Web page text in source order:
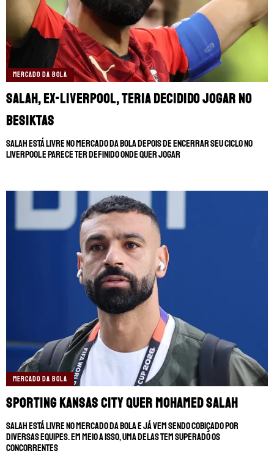
MERCADO DA BOLA
Salah, ex-Liverpool, teria decidido jogar no
Besiktas
Salah está livre no mercado da bola depois de encerrar seu ciclo no
Liverpool e parece ter definido onde quer jogar
MERCADO DA BOLA
Sporting Kansas City quer Mohamed Salah
Salah está livre no mercado da bola e já vem sendo cobiçado por
diversas equipes. Em meio a isso, uma delas tem superado os
concorrentes